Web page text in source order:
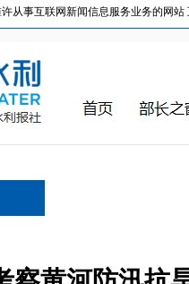
从事互联网新闻信息服务业务的网站